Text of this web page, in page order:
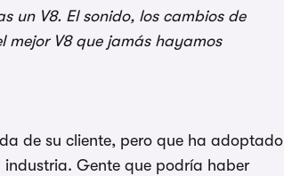
un V8. El sonido, los cambios de
mejor V8 que jamás hayamos
de su cliente, pero que ha adoptado
Gente que podría haber